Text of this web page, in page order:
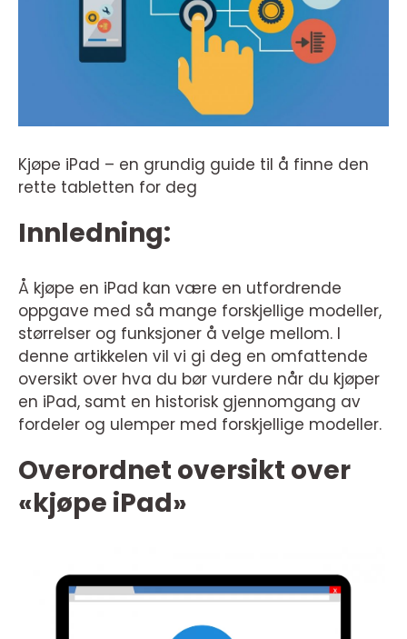
Kjøpe iPad – en grundig guide til å finne den
rette tabletten for deg
Innledning:
Å kjøpe en iPad kan være en utfordrende
oppgave med så mange forskjellige modeller,
størrelser og funksjoner å velge mellom. I
denne artikkelen vil vi gi deg en omfattende
oversikt over hva du bør vurdere når du kjøper
en iPad, samt en historisk gjennomgang av
fordeler og ulemper med forskjellige modeller.
Overordnet oversikt over
«kjøpe iPad»